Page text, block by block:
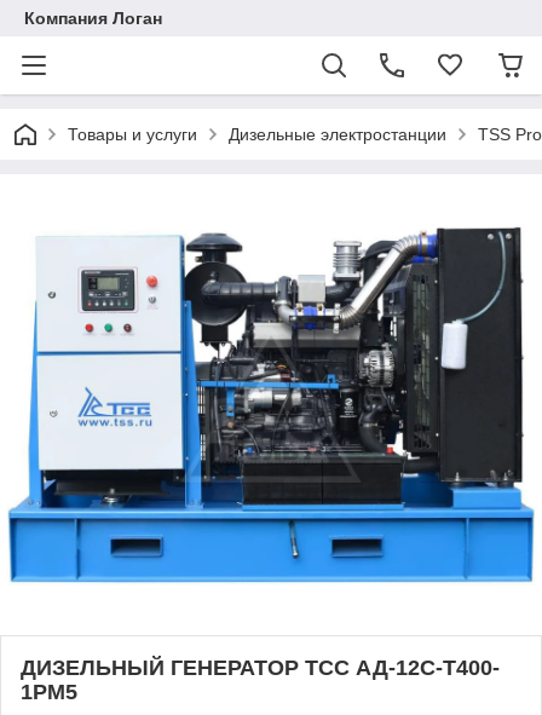
Компания Логан
Товары и услуги Дизельные электростанции TSS
ДИЗЕЛЬНЫЙ ГЕНЕРАТОР ТСС АД-12С-Т400-
1РМ5